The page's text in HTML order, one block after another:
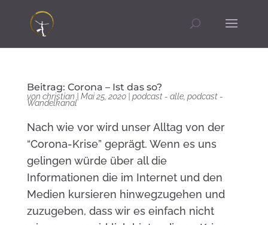
Beitrag: Corona – Ist das so?
von christian Mai 25, 2020| podcast - alle, podcast -
Wandelkanal
Nach wie vor wird unser Alltag von der
“Corona-Krise” geprägt. Wenn es uns
gelingen würde über all die
Informationen die im Internet und den
Medien kursieren hinwegzugehen und
zuzugeben, dass wir es einfach nicht